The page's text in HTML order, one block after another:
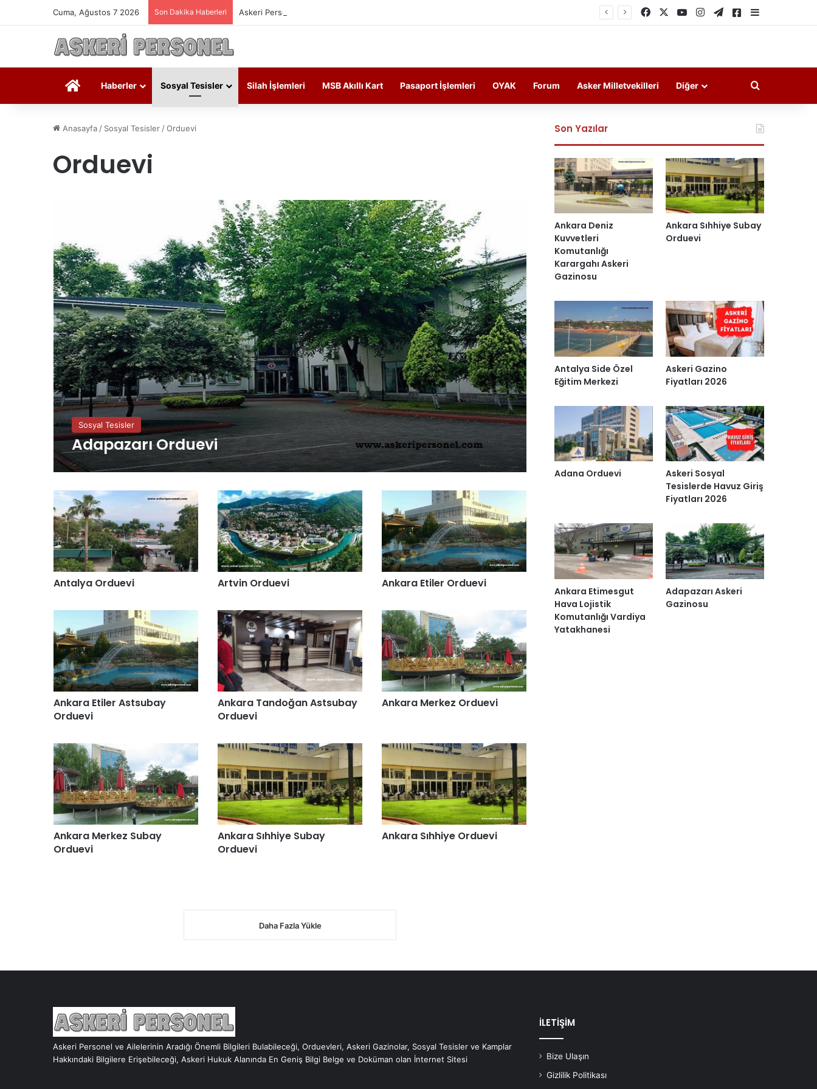
Cuma, Ağustos 7 2026 Son Dakika Haberleri Askeri Personelin Güncel Haber ve Bilgi Sitesi. Facebook YouTubeInstagramTelegramAskeri Haberler
Askeri Personel
Haberler Sosyal Tesisler Silah İşlemleri MSB Akıllı Kart Pasaport İşlemleri OYAK Forum Asker Milletvekilleri Diğer Arama yap
Anasayfa / Sosyal Tesisler /Orduevi
Orduevi
Sosyal Tesisler
Adapazarı Orduevi
Antalya Orduevi Artvin Orduevi Ankara Etiler Orduevi
Ankara Etiler Astsubay
Orduevi
Ankara Tandoğan Astsubay
Orduevi
Ankara Merkez Orduevi
Ankara Merkez Subay
Orduevi
Ankara Sıhhiye Subay
Orduevi
Ankara Sıhhiye Orduevi
Daha Fazla Yükle
Son Yazılar
Ankara Deniz
Kuvvetleri
Komutanlığı
Karargahı Askeri
Gazinosu
Ankara Sıhhiye Subay
Orduevi
Antalya Side Özel
Eğitim Merkezi
Askeri Gazino
Fiyatları 2026
Adana Orduevi
Askeri Sosyal
Tesislerde Havuz Giriş
Fiyatları 2026
Ankara Etimesgut
Hava Lojistik
Komutanlığı Vardiya
Yatakhanesi
Adapazarı Askeri
Gazinosu
Askeri Personel ve Ailelerinin Aradığı Önemli Bilgileri Bulabileceği, Orduevleri, Askeri Gazinolar, Sosyal Tesisler ve Kamplar
Hakkındaki Bilgilere Erişebileceği, Askeri Hukuk Alanında En Geniş Bilgi Belge ve Doküman olan İnternet Sitesi
İLETİŞİM
Bize Ulaşın
Gizlilik Politikası